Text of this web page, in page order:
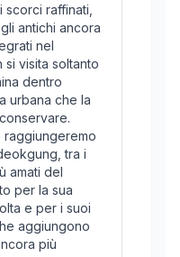
raffinati,
antichi ancora
nel
si visita soltanto
dentro
urbana che la
raggiungeremo
tra i
amati del
per la sua
e per i suoi
aggiungono
più